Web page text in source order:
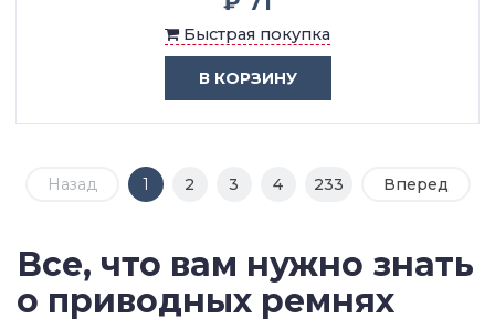
Быстрая покупка
В КОРЗИНУ
Назад 1 2 3 4 233 Вперед
Все, что вам нужно знать
о приводных ремнях